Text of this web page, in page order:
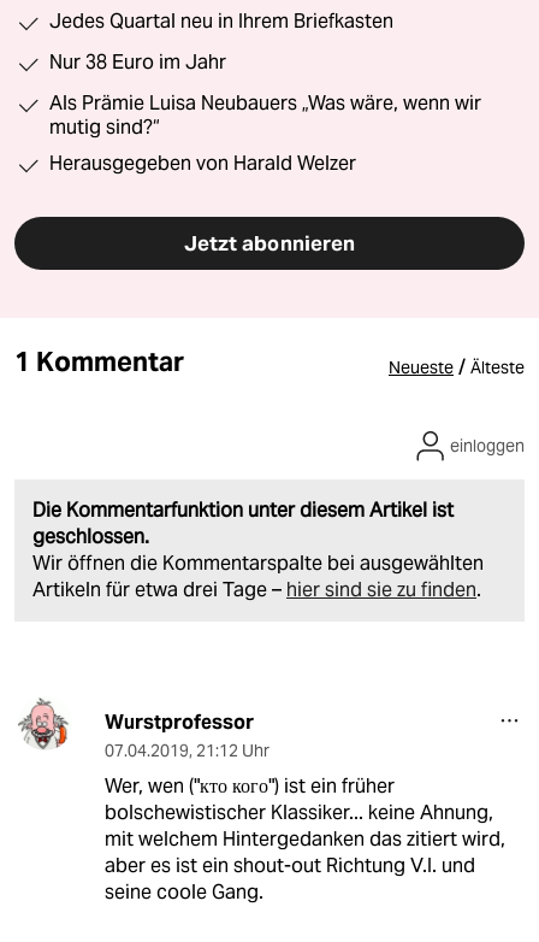
Jedes Quartal neu in Ihrem Briefkasten
Nur 38 Euro im Jahr
Als Prämie Luisa Neubauers „Was wäre, wenn wir
mutig sind?“
Herausgegeben von Harald Welzer
Jetzt abonnieren
1 Kommentar Neueste / Älteste
Die Kommentarfunktion unter diesem Artikel ist
geschlossen.
Wir öffnen die Kommentarspalte bei ausgewählten
Artikeln für etwa drei Tage – hier sind sie zu finden.
einloggen
Wurstprofessor
07.04.2019, 21:12 Uhr
Wer, wen ("кто кого") ist ein früher
bolschewistischer Klassiker... keine Ahnung,
mit welchem Hintergedanken das zitiert wird,
aber es ist ein shout-out Richtung V.I. und
seine coole Gang.